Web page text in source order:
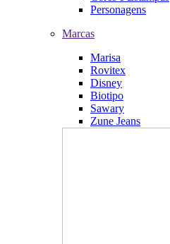
Personagens
Marcas
Marisa
Rovitex
Disney
Biotipo
Sawary
Zune Jeans